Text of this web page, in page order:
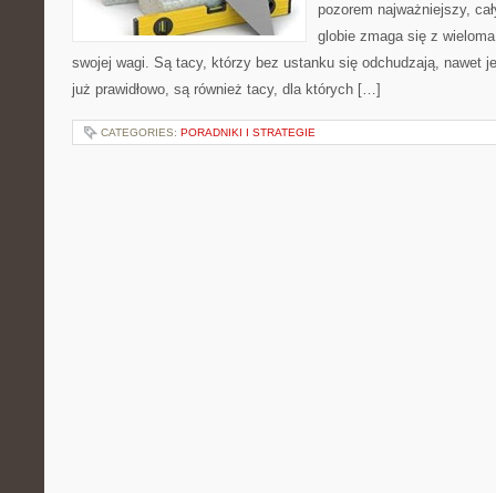
pozorem najważniejszy,
globie zmaga się z
swojej wagi. Są tacy, którzy bez ustanku się odchudzają, nawet
już prawidłowo, są również tacy, dla których […]
CATEGORIES: PORADNIKI I STRATEGIE